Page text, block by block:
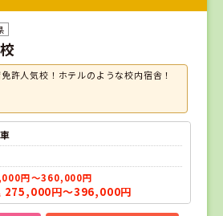
許人気校！ホテルのような校内宿舎！
円～360,000円
275,000円～396,000円